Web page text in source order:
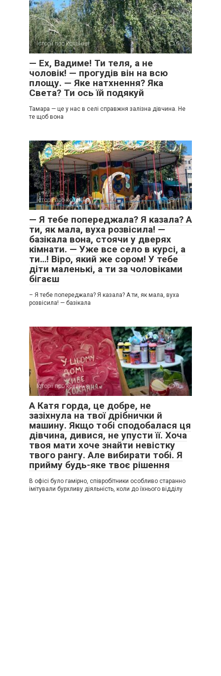
Історії про кохання 0
— Ех, Вадиме! Ти теля, а не
чоловік! — прогудів він на всю
площу. — Яке натхнення? Яка
Света? Ти ось їй подякуй
Тамара — це у нас в селі справжня залізна дівчина. Не
те щоб вона
Історії про кохання 0
— Я тебе попереджала? Я казала? А
ти, як мала, вуха розвісила! —
базікала вона, стоячи у дверях
кімнати. — Уже все село в курсі, а
ти…! Віро, який же сором! У тебе
діти маленькі, а ти за чоловіками
бігаєш
– Я тебе попереджала? Я казала? А ти, як мала, вуха
розвісила! — базікала
Історії про кохання 0
А Катя горда, це добре, не
зазіхнула на твої дрібнички й
машину. Якщо тобі сподобалася ця
дівчина, дивися, не упусти її. Хоча
твоя мати хоче знайти невістку
твого рангу. Але вибирати тобі. Я
прийму будь-яке твоє рішення
В офісі було гамірно, співробітники особливо старанно
імітували бурхливу діяльність, коли до їхнього відділу